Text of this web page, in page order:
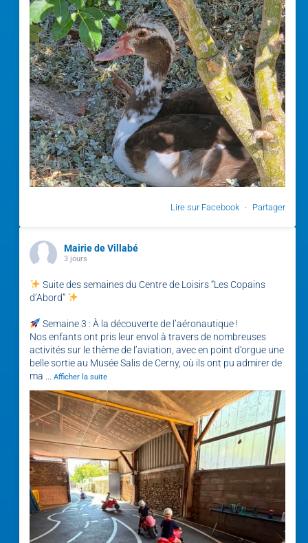
Lire sur Facebook · Partager
Mairie de Villabé
3 jours
Suite des semaines du Centre de Loisirs “Les Copains
d’Abord”
Semaine 3 : À la découverte de l’aéronautique !
Nos enfants ont pris leur envol à travers de nombreuses
activités sur le thème de l’aviation, avec en point d’orgue une
belle sortie au Musée Salis de Cerny, où ils ont pu admirer de
ma
Afficher la suite